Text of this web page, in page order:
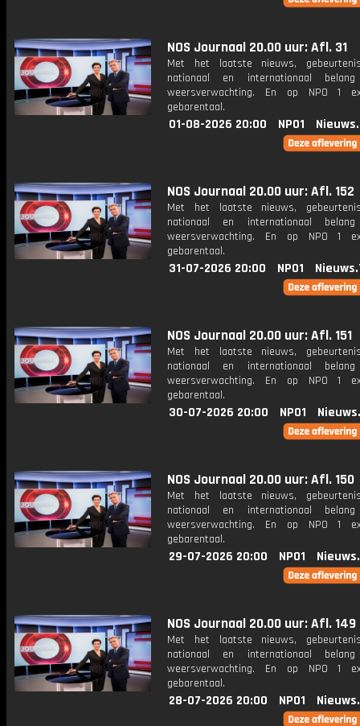
NOS Journaal 20.00 uur: Afl. 31
Met het laatste nieuws,
nationaal en internationaal
weersverwachting. En op NPO 1
gebarentaal.
01-08-2026 20:00 NPO1
NOS Journaal 20.00 uur: Afl. 152
Met het laatste nieuws,
nationaal en internationaal
weersverwachting. En op NPO 1
gebarentaal.
31-07-2026 20:00 NPO1
NOS Journaal 20.00 uur: Afl. 151
Met het laatste nieuws,
nationaal en internationaal
weersverwachting. En op NPO 1
gebarentaal.
30-07-2026 20:00 NPO1
NOS Journaal 20.00 uur: Afl. 150
Met het laatste nieuws,
nationaal en internationaal
weersverwachting. En op NPO 1
gebarentaal.
29-07-2026 20:00 NPO1
NOS Journaal 20.00 uur: Afl. 149
Met het laatste nieuws,
nationaal en internationaal
weersverwachting. En op NPO 1
gebarentaal.
28-07-2026 20:00 NPO1